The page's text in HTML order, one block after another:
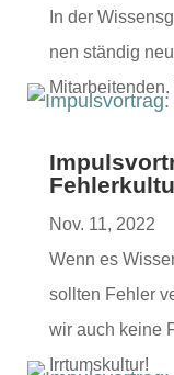
In der
nen ständig
Nov. 11, 2022
Wenn es
soll­ten Fehler
wir auch keine
Irrtumskultur!